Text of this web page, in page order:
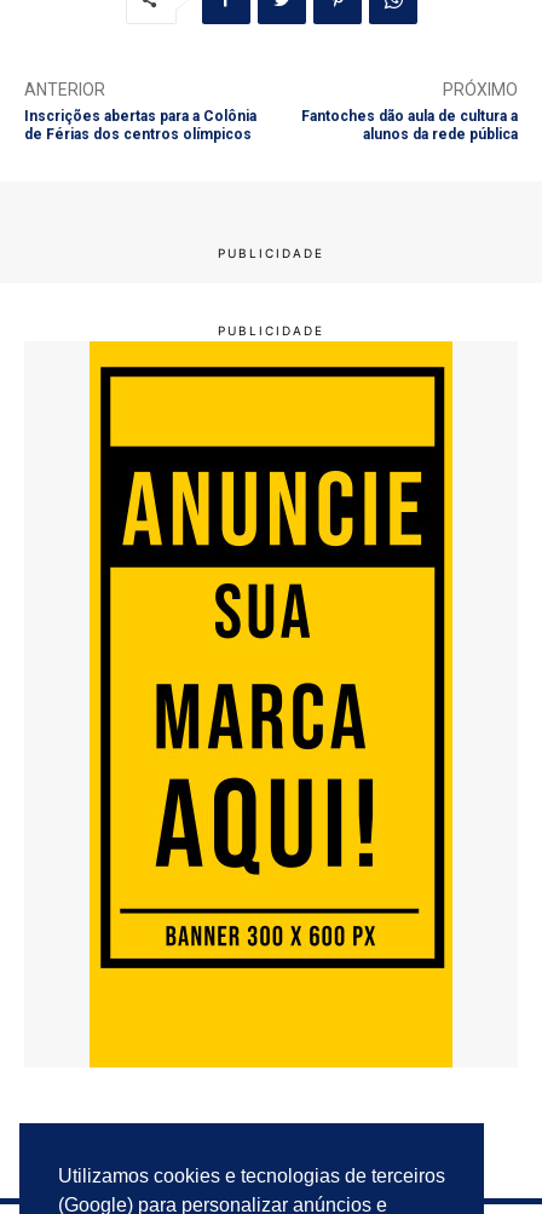
Utilizamos cookies e tecnologias de terceiros
(Google) para personalizar anúncios e
ANTERIOR
Inscrições abertas para a Colônia
de Férias dos centros olímpicos
PRÓXIMO
Fantoches dão aula de cultura a
alunos da rede pública